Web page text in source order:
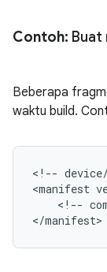
Contoh:
Beberapa
waktu build.
< ! -- device/
<manifest
< ! --
</manifest>